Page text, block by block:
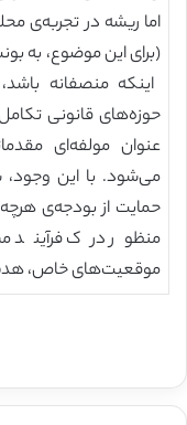
اما ریشه در تجربه‌ی
(برای این موضوع، به
حوزه‌های قانونی
عنوان مولفه‌ای
می‌شود. با این
حمایت از بودجه‌ی
منظور درک
موقعیت‌های خاص،